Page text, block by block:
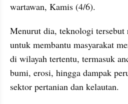
wartawan, Kamis (4/6).
Menurut dia, teknologi tersebut
untuk membantu masyarakat
di wilayah tertentu, termasuk
bumi, erosi, hingga dampak
sektor pertanian dan kelautan.